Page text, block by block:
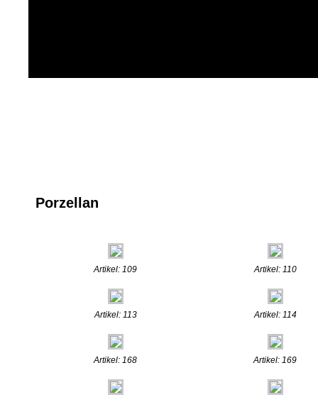
Porzellan
Artikel: 109 Artikel: 110
Artikel: 113 Artikel: 114
Artikel: 168 Artikel: 169